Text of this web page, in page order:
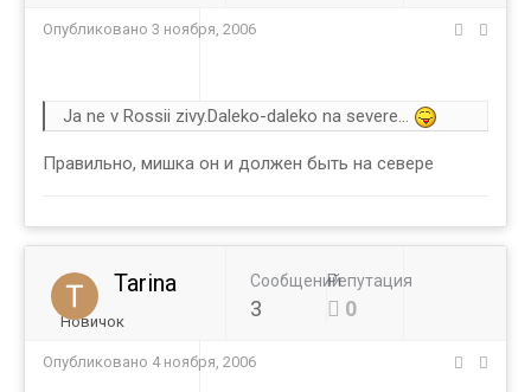
Опубликовано 3 ноября, 2006
Ja ne v Rossii zivy.Daleko-daleko na severe...
Правильно, мишка он и должен быть на севере
Tarina
Новичок
Сообщений
3
Репутация
0
Опубликовано 4 ноября, 2006